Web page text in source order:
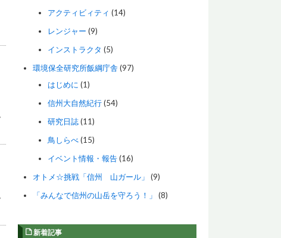
アクティビィティ (14)
レンジャー (9)
インストラクタ (5)
環境保全研究所飯綱庁舎 (97)
はじめに (1)
信州大自然紀行(54)
研究日誌(11)
鳥しらべ(15)
イベント情報・報告(16)
オトメ☆挑戦「信州 山ガール」
(9)
「みんなで信州の山岳を守ろう！」
(8)
新着記事